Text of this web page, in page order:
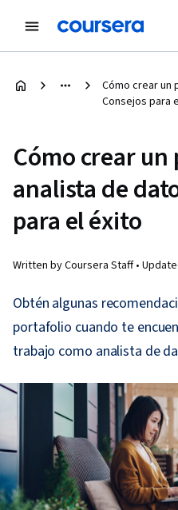
Cómo crear un
Consejos para
Cómo crear
analista de
para el éxito
Written by Coursera Staff •
Obtén algunas
portafolio cuando te
trabajo como analista de